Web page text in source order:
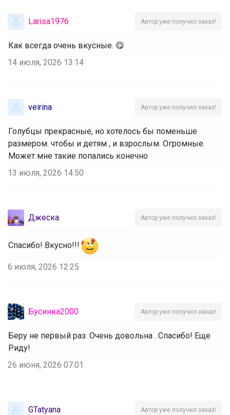
Larisa1976 Автор уже получил заказ!
Как всегда очень вкусные. 😋
14 июля, 2026 13:14
veirina Автор уже получил заказ!
Голубцы прекрасные, но хотелось бы поменьше
размером. чтобы и детям , и взрослым. Огромные.
Может мне такие попались конечно
13 июля, 2026 14:50
Джеска Автор уже получил заказ!
Спасибо! Вкусно!!!
6 июля, 2026 12:25
Бусинка2000 Автор уже получил заказ!
Беру не первый раз. Очень довольна . Спасибо! Еще
Риду!
26 июня, 2026 07:01
GTatyana Автор уже получил заказ!